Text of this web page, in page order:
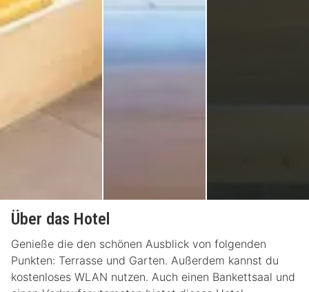
Über das Hotel
Genieße die den schönen Ausblick von folgenden
Punkten: Terrasse und Garten. Außerdem kannst du
kostenloses WLAN nutzen. Auch einen Bankettsaal und